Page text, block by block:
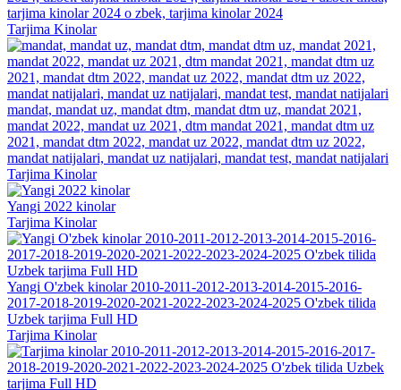
tarjima kinolar 2024 o zbek, tarjima kinolar 2024
Tarjima Kinolar
mandat, mandat uz, mandat dtm, mandat dtm uz, mandat 2021,
mandat 2022, mandat uz 2021, dtm mandat 2021, mandat dtm uz
2021, mandat dtm 2022, mandat uz 2022, mandat dtm uz 2022,
mandat natijalari, mandat uz natijalari, mandat test, mandat natijalari
Tarjima Kinolar
Yangi 2022 kinolar
Tarjima Kinolar
Yangi O'zbek kinolar 2010-2011-2012-2013-2014-2015-2016-
2017-2018-2019-2020-2021-2022-2023-2024-2025 O'zbek tilida
Uzbek tarjima Full HD
Tarjima Kinolar